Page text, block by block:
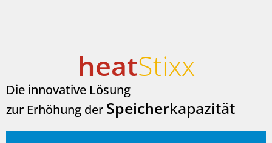
heatStixx
Die innovative Lösung
zur Erhöhung der Speicherkapazität